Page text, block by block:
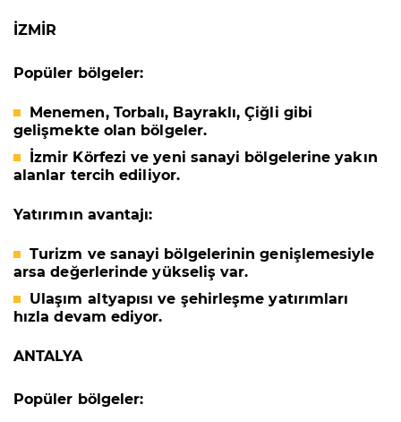
İZMİR
Popüler bölgeler:
Menemen, Torbalı, Bayraklı, Çiğli gibi
gelişmekte olan bölgeler.
İzmir Körfezi ve yeni sanayi bölgelerine yakın
alanlar tercih ediliyor.
Yatırımın avantajı:
Turizm ve sanayi bölgelerinin genişlemesiyle
arsa değerlerinde yükseliş var.
Ulaşım altyapısı ve şehirleşme yatırımları
hızla devam ediyor.
ANTALYA
Popüler bölgeler: